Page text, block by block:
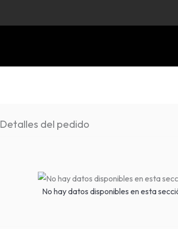
Detalles del pedido
No hay datos disponibles en esta